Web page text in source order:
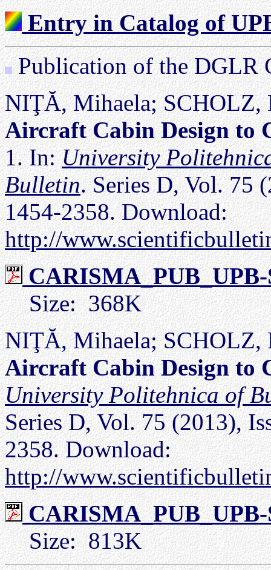
Entry in Catalog of
Publication of the DGLR
NIŢĂ, Mihaela; SCHOLZ,
Aircraft Cabin Design to
1. In:University
Bulletin. Series D, Vol. 75
1454-2358. Download:
http://
CARISMA_PUB_UPB-
Size: 368K
NIŢĂ, Mihaela; SCHOLZ,
Aircraft Cabin Design to
University Politehnica of
Series D, Vol. 75 (2013),
2358. Download:
http://
CARISMA_PUB_UPB-
Size: 813K